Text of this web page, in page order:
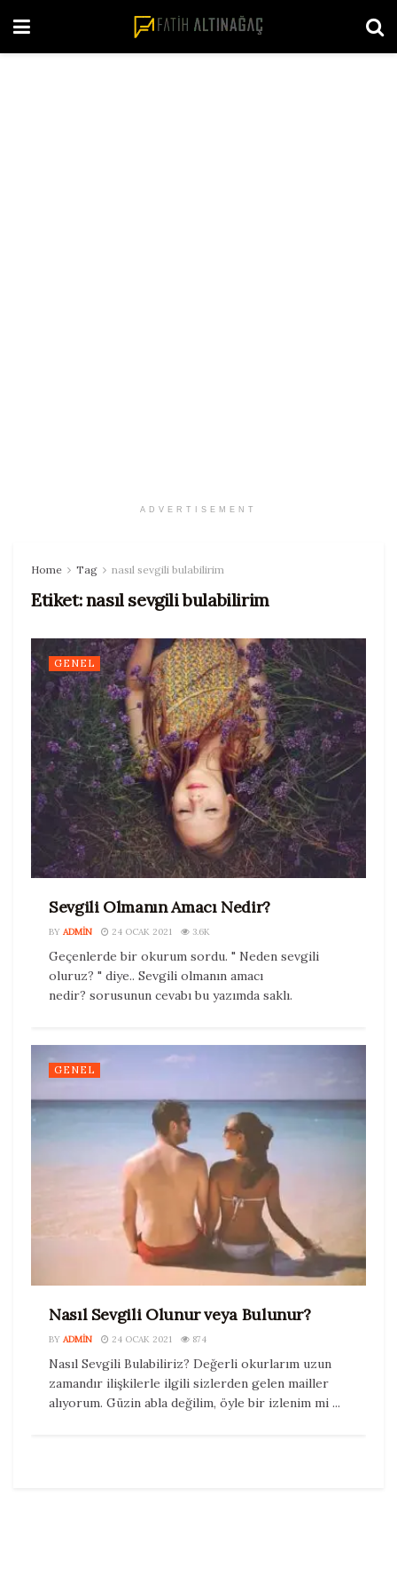
ADVERTISEMENT
Home Tag nasıl sevgili bulabilirim
Etiket:nasıl sevgili bulabilirim
GENEL
Sevgili Olmanın Amacı Nedir?
BY ADMIN 24 OCAK 2021 3.6K
Geçenlerde bir okurum sordu. " Neden sevgili
oluruz? " diye.. Sevgili olmanın amacı
nedir? sorusunun cevabı bu yazımda saklı.
GENEL
Nasıl Sevgili Olunur veya Bulunur?
BY ADMIN 24 OCAK 2021 874
Nasıl Sevgili Bulabiliriz? Değerli okurlarım uzun
zamandır ilişkilerle ilgili sizlerden gelen mailler
alıyorum. Güzin abla değilim, öyle bir izlenim mi ...